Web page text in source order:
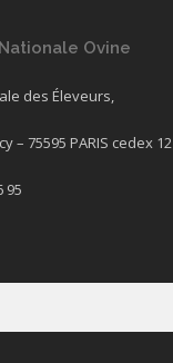
Ovine
des Éleveurs,
– 75595 PARIS cedex 12
95